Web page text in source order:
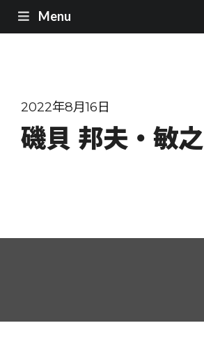
Menu
2022年8月16日
磯貝 邦夫・敏之